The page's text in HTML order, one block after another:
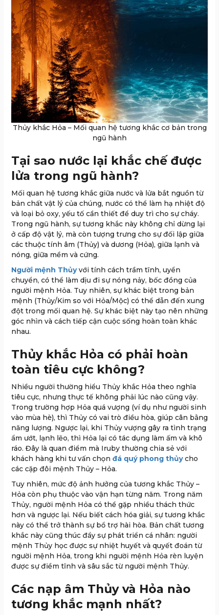
Thủy khắc Hỏa – Mối quan hệ tương khắc cơ bản trong
ngũ hành
Tại sao nước lại khắc chế được
lửa trong ngũ hành?
Mối quan hệ tương khắc giữa nước và lửa bắt nguồn từ
bản chất vật lý của chúng, nước có thể làm hạ nhiệt độ
và loại bỏ oxy, yếu tố cần thiết để duy trì cho sự cháy.
Trong ngũ hành, sự tương khắc này không chỉ dừng lại
ở cấp độ vật lý, mà còn tượng trưng cho sự đối lập giữa
các thuộc tính âm (Thủy) và dương (Hỏa), giữa lạnh và
nóng, giữa mềm và cứng.
Người mệnh Thủyvới tính cách trầm tĩnh, uyển
chuyển, có thể làm dịu đi sự nóng nảy, bốc đồng của
người mệnh Hỏa. Tuy nhiên, sự khác biệt trong bản
mệnh (Thủy/Kim so với Hỏa/Mộc) có thể dẫn đến xung
đột trong mối quan hệ. Sự khác biệt này tạo nên những
góc nhìn và cách tiếp cận cuộc sống hoàn toàn khác
nhau.
Thủy khắc Hỏa có phải hoàn
toàn tiêu cực không?
Nhiều người thường hiểu Thủy khắc Hỏa theo nghĩa
tiêu cực, nhưng thực tế không phải lúc nào cũng vậy.
Trong trường hợp Hỏa quá vượng (ví dụ như người sinh
vào mùa hè), thì Thủy có vai trò điều hòa, giúp cân bằng
năng lượng. Ngược lại, khi Thủy vượng gây ra tình trạng
ẩm ướt, lạnh lẽo, thì Hỏa lại có tác dụng làm ấm và khô
ráo. Đây là quan điểm mà Iruby thường chia sẻ với
khách hàng khi tư vấn chọn đá quý phong thủycho
các cặp đôi mệnh Thủy – Hỏa.
Tuy nhiên, mức độ ảnh hưởng của tương khắc Thủy –
Hỏa còn phụ thuộc vào vận hạn từng năm. Trong năm
Thủy, người mệnh Hỏa có thể gặp nhiều thách thức
hơn và ngược lại. Nếu biết cách hóa giải, sự tương khắc
này có thể trở thành sự bổ trợ hài hòa. Bản chất tương
khắc này cũng thúc đẩy sự phát triển cá nhân: người
mệnh Thủy học được sự nhiệt huyết và quyết đoán từ
người mệnh Hỏa, trong khi người mệnh Hỏa rèn luyện
được sự điềm tĩnh và sâu sắc từ người mệnh Thủy.
Các nạp âm Thủy và Hỏa nào
tương khắc mạnh nhất?